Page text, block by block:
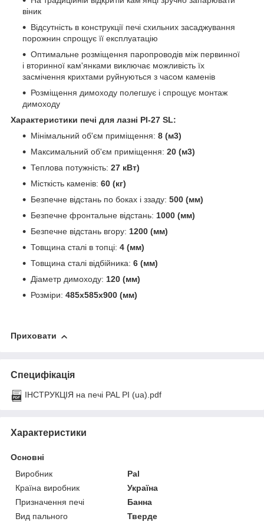
віник
Відсутність в конструкції печі схильних засаджування
порожнин спрощує її експлуатацію
Оптимальне розміщення паропроводів між первинної
і вторинної кам'янками виключає можливість їх
засмічення крихтами руйнуються з часом каменів
Розміщення димоходу полегшує і спрощує монтаж
димоходу
Характеристики печі для лазні PI-27 SL:
Мінімальний об'єм приміщення: 8 (м3)
Максимальний об'єм приміщення: 20 (м3)
Теплова потужність: 27 кВт)
Місткість каменів: 60 (кг)
Безпечне відстань по боках і ззаду: 500 (мм)
Безпечне фронтальне відстань: 1000 (мм)
Безпечне відстань вгору: 1200 (мм)
Товщина сталі в топці: 4 (мм)
Товщина сталі відбійника: 6 (мм)
Діаметр димоходу: 120 (мм)
Розміри: 485х585х900 (мм)
Приховати
Специфікація
ІНСТРУКЦІЯ на печі PAL РI (ua).pdf
Характеристики
Основні
Виробник
Pal
Країна виробник
Україна
Призначення печі
Банна
Вид пального
Тверде